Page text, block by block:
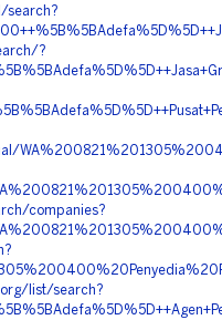
search?
?
companies?
list/search?